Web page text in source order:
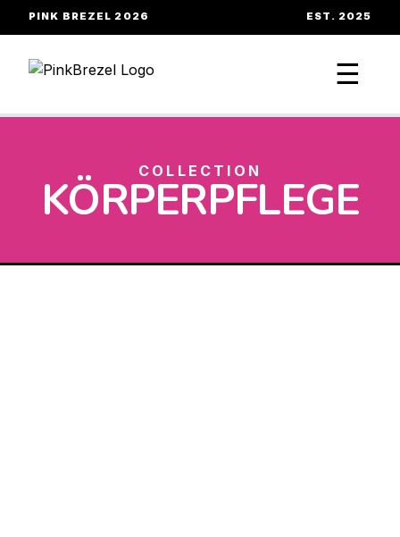
PINK BREZEL 2026 EST. 2025
☰
COLLECTION
KÖRPERPFLEGE